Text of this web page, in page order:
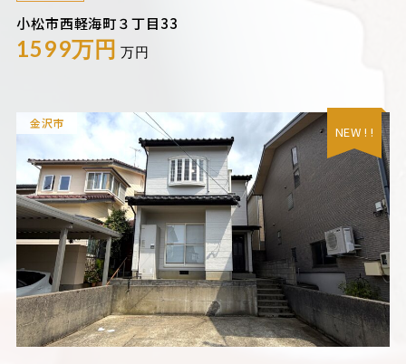
小松市西軽海町３丁目33
1599万円 万円
金沢市
NEW ! !